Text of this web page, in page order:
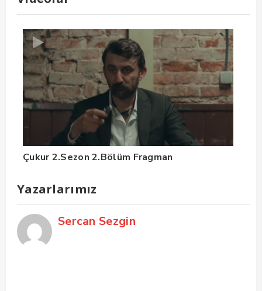
Çukur 2.Sezon 2.Bölüm Fragman
Yazarlarımız
Sercan Sezgin